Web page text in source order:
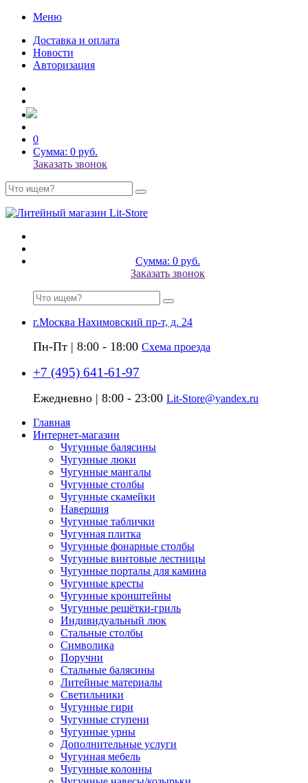
Меню
Доставка и оплата
Новости
Авторизация
0
Сумма: 0 руб.
Заказать звонок
Сумма: 0 руб.
Заказать звонок
г.Москва Нахимовский пр-т, д. 24
Пн-Пт | 8:00 - 18:00 Схема проезда
+7 (495) 641-61-97
Ежедневно | 8:00 - 23:00 Lit-Store@yandex.ru
Главная
Интернет-магазин
Чугунные балясины
Чугунные люки
Чугунные мангалы
Чугунные столбы
Чугунные скамейки
Навершия
Чугунные таблички
Чугунная плитка
Чугунные фонарные столбы
Чугунные винтовые лестницы
Чугунные порталы для камина
Чугунные кресты
Чугунные кронштейны
Чугунные решётки-гриль
Индивидуальный люк
Стальные столбы
Символика
Поручни
Стальные балясины
Литейные материалы
Светильники
Чугунные гири
Чугунные ступени
Чугунные урны
Дополнительные услуги
Чугунная мебель
Чугунные колонны